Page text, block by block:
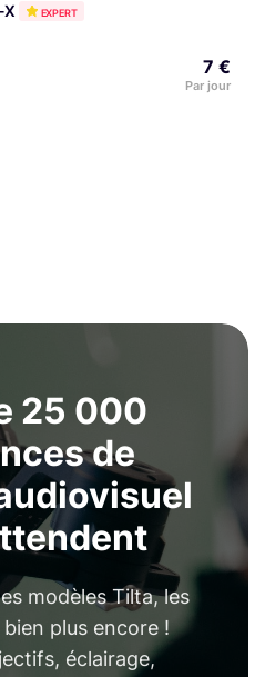
X EXPERT
7 €
Par jour
25 000
de
modèles Tilta, les
plus encore !
éclairage,